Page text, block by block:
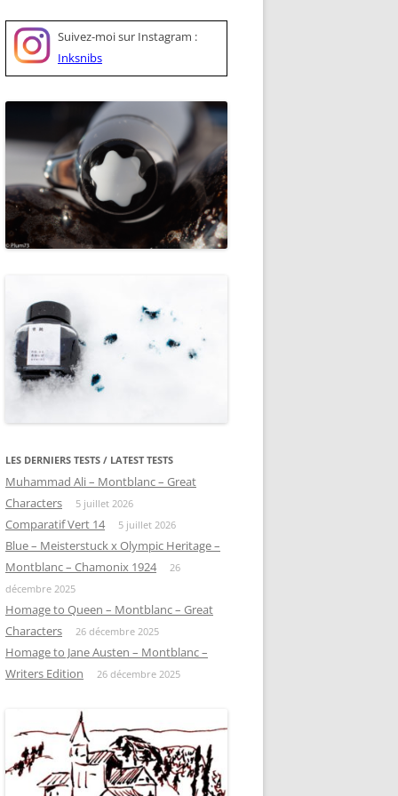
Suivez-moi sur Instagram :
Inksnibs
LES DERNIERS TESTS / LATEST TESTS
Muhammad Ali – Montblanc – Great
Characters
5 juillet 2026
Comparatif Vert 14 5 juillet 2026
Blue – Meisterstuck x Olympic Heritage –
Montblanc – Chamonix 1924
26
décembre 2025
Homage to Queen – Montblanc – Great
Characters
26 décembre 2025
Homage to Jane Austen – Montblanc –
Writers Edition
26 décembre 2025